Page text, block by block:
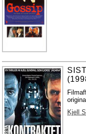
original
Kjell